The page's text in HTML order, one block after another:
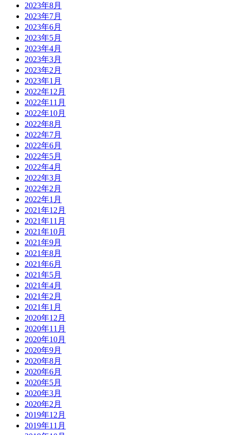
2023年8月
2023年7月
2023年6月
2023年5月
2023年4月
2023年3月
2023年2月
2023年1月
2022年12月
2022年11月
2022年10月
2022年8月
2022年7月
2022年6月
2022年5月
2022年4月
2022年3月
2022年2月
2022年1月
2021年12月
2021年11月
2021年10月
2021年9月
2021年8月
2021年6月
2021年5月
2021年4月
2021年2月
2021年1月
2020年12月
2020年11月
2020年10月
2020年9月
2020年8月
2020年6月
2020年5月
2020年3月
2020年2月
2019年12月
2019年11月